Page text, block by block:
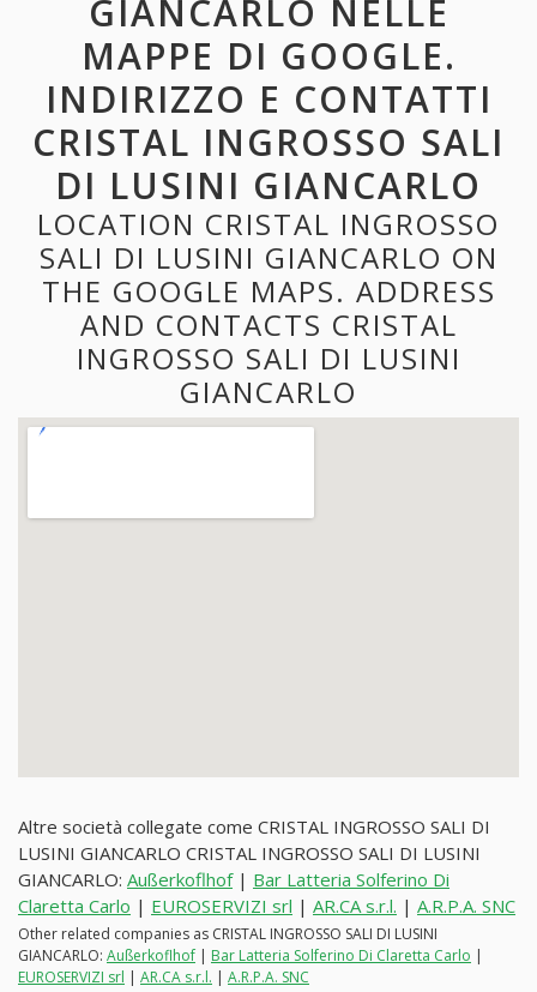
GIANCARLO NELLE
MAPPE DI GOOGLE.
INDIRIZZO E CONTATTI
CRISTAL INGROSSO SALI
DI LUSINI GIANCARLO
LOCATION CRISTAL INGROSSO
SALI DI LUSINI GIANCARLO ON
THE GOOGLE MAPS. ADDRESS
AND CONTACTS CRISTAL
INGROSSO SALI DI LUSINI
GIANCARLO
Altre società collegate come CRISTAL INGROSSO SALI DI
LUSINI GIANCARLO CRISTAL INGROSSO SALI DI LUSINI
GIANCARLO: Außerkoflhof| Bar Latteria Solferino Di
Claretta Carlo | EUROSERVIZI srl | AR.CA s.r.l. | A.R.P.A. SNC
Other related companies as CRISTAL INGROSSO SALI DI LUSINI
GIANCARLO: Außerkoflhof | Bar Latteria Solferino Di Claretta Carlo |
EUROSERVIZI srl | AR.CA s.r.l. | A.R.P.A. SNC